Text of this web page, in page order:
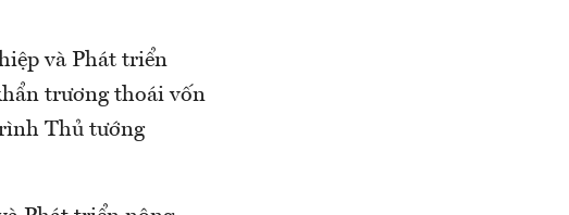
và Phát triển
trương thoái vốn
Thủ tướng